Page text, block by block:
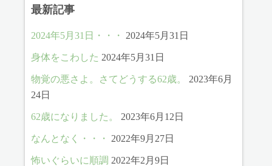
最新記事
2024年5月31日・・・ 2024年5月31日
身体をこわした 2024年5月31日
物覚の悪さよ。さてどうする62歳。
2023年6月
24日
62歳になりました。 2023年6月12日
なんとなく・・・ 2022年9月27日
怖いぐらいに順調 2022年2月9日